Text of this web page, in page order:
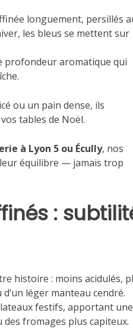
longuement, persillés
les bleus se mettent sur
profondeur aromatique qui
ou un pain dense, ils
tables de Noël.
à Lyon 5 ou Écully, nos
équilibre — jamais trop
:
histoire : moins acidulés,
léger manteau cendré.
festifs, apportant une
fromages plus capiteux.